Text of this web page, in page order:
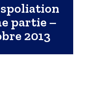
spoliation
partie –
2013